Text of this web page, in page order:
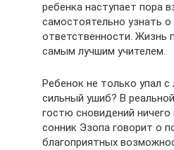
ребенка наступает пора
самостоятельно узнать
ответственности. Жизнь
самым лучшим учителем.
Ребенок не только упал
сильный ушиб? В
гостю сновидений
сонник Эзопа говорит о
благоприятных